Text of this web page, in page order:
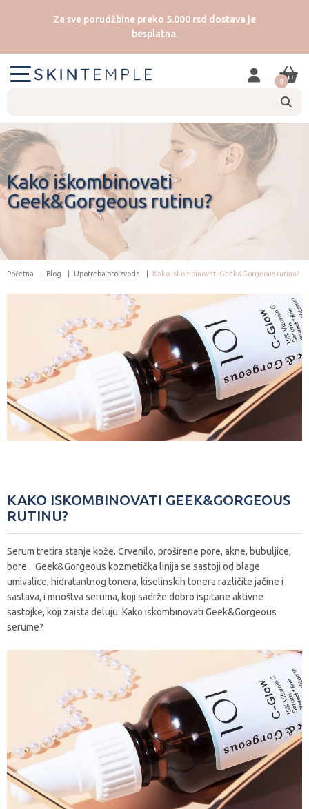
Za sve porudžbine preko 5.000 rsd dostava je
besplatna.
0
Kako iskombinovati
Geek&Gorgeous rutinu?
Početna Blog Upotreba proizvoda Kako iskombinovati Geek&Gorgeous rutinu?
KAKO ISKOMBINOVATI GEEK&GORGEOUS
RUTINU?
Serum tretira stanje kože. Crvenilo, proširene pore, akne, bubuljice,
bore... Geek&Gorgeous kozmetička linija se sastoji od blage
umivalice, hidratantnog tonera, kiselinskih tonera različite jačine i
sastava, i mnoštva seruma, koji sadrže dobro ispitane aktivne
sastojke, koji zaista deluju. Kako iskombinovati Geek&Gorgeous
serume?